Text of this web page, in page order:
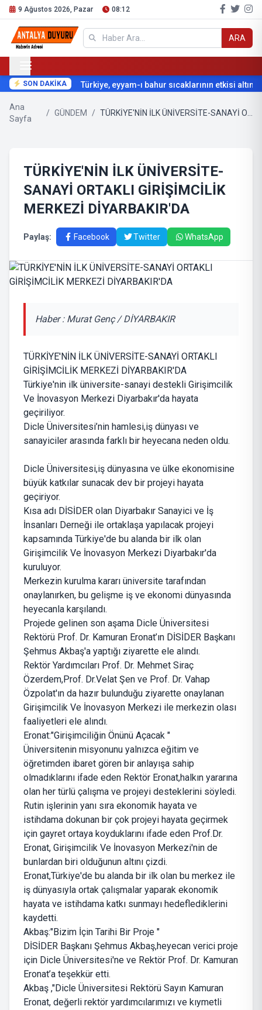
9 Ağustos 2026, Pazar 08:12
ARA
SON DAKİKA Türkiye, eyyam-ı bahur sıcaklarının etkisi altına
Ana
Sayfa
/ GÜNDEM /
TÜRKİYE'NİN İLK ÜNİVERSİTE-
SANAYİ ORTAKLI GİRİŞİMCİLİK
MERKEZİ DİYARBAKIR'DA
Paylaş: Facebook Twitter WhatsApp
Haber : Murat Genç / DİYARBAKIR
TÜRKİYE'NİN İLK ÜNİVERSİTE-SANAYİ ORTAKLI
GİRİŞİMCİLİK MERKEZİ DİYARBAKIR'DA
Türkiye'nin ilk üniversite-sanayi destekli Girişimcilik
Ve İnovasyon Merkezi Diyarbakır'da hayata
geçiriliyor.
Dicle Üniversitesi’nin hamlesi,iş dünyası ve
sanayiciler arasında farklı bir heyecana neden oldu.
Dicle Üniversitesi,iş dünyasına ve ülke ekonomisine
büyük katkılar sunacak dev bir projeyi hayata
geçiriyor.
Kısa adı DİSİDER olan Diyarbakır Sanayici ve İş
İnsanları Derneği ile ortaklaşa yapılacak projeyi
kapsamında Türkiye'de bu alanda bir ilk olan
Girişimcilik Ve İnovasyon Merkezi Diyarbakır'da
kuruluyor.
Merkezin kurulma kararı üniversite tarafından
onaylanırken, bu gelişme iş ve ekonomi dünyasında
heyecanla karşılandı.
Projede gelinen son aşama Dicle Üniversitesi
Rektörü Prof. Dr. Kamuran Eronat’ın DİSİDER Başkanı
Şehmus Akbaş'a yaptığı ziyarette ele alındı.
Rektör Yardımcıları Prof. Dr. Mehmet Siraç
Özerdem,Prof. Dr.Velat Şen ve Prof. Dr. Vahap
Özpolat'ın da hazır bulunduğu ziyarette onaylanan
Girişimcilik Ve İnovasyon Merkezi ile merkezin olası
faaliyetleri ele alındı.
Eronat:"Girişimciliğin Önünü Açacak "
Üniversitenin misyonunu yalnızca eğitim ve
öğretimden ibaret gören bir anlayışa sahip
olmadıklarını ifade eden Rektör Eronat,halkın yararına
olan her türlü çalışma ve projeyi desteklerini söyledi.
Rutin işlerinin yanı sıra ekonomik hayata ve
istihdama dokunan bir çok projeyi hayata geçirmek
için gayret ortaya koyduklarını ifade eden Prof.Dr.
Eronat, Girişimcilik Ve İnovasyon Merkezi'nin de
bunlardan biri olduğunun altını çizdi.
Eronat,Türkiye'de bu alanda bir ilk olan bu merkez ile
iş dünyasıyla ortak çalışmalar yaparak ekonomik
hayata ve istihdama katkı sunmayı hedeflediklerini
kaydetti.
Akbaş:"Bizim İçin Tarihi Bir Proje "
DİSİDER Başkanı Şehmus Akbaş,heyecan verici proje
için Dicle Üniversitesi'ne ve Rektör Prof. Dr. Kamuran
Eronat’a teşekkür etti.
Akbaş ,"Dicle Üniversitesi Rektörü Sayın Kamuran
Eronat, değerli rektör yardımcılarımızı ve kıymetli